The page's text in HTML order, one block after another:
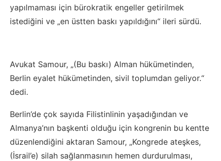
yapılmaması için bürokratik engeller getirilmek
istediğini ve „en üstten baskı yapıldığını“ ileri sürdü.
Avukat Samour, „(Bu baskı) Alman hükümetinden,
Berlin eyalet hükümetinden, sivil toplumdan geliyor.“
dedi.
Berlin’de çok sayıda Filistinlinin yaşadığından ve
Almanya’nın başkenti olduğu için kongrenin bu kentte
düzenlendiğini aktaran Samour, „Kongrede ateşkes,
(İsrail’e) silah sağlanmasının hemen durdurulması,